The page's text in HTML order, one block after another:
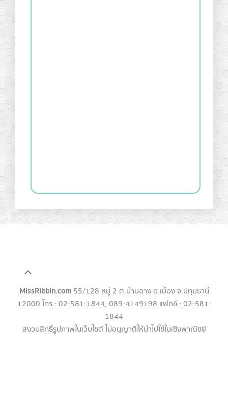
MissRibbin.com55/128 หมู่ 2 ต.บ้านฉาง อ.เมือง จ.ปทุมธานี
12000 โทร : 02-581-1844, 089-4149198 แฟกซ์ : 02-581-
1844
สงวนสิทธิ์รูปภาพในเว็บไซต์ ไม่อนุญาติให้นำไปใช้ในเชิงพาณิชย์